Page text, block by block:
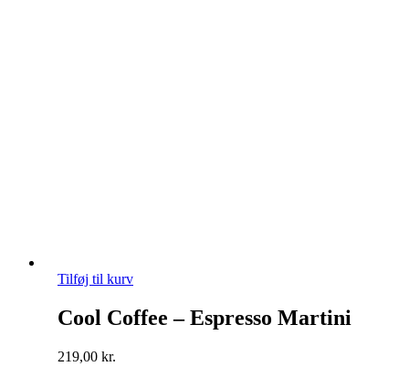
Tilføj til kurv
Cool Coffee – Espresso Martini
219,00 kr.